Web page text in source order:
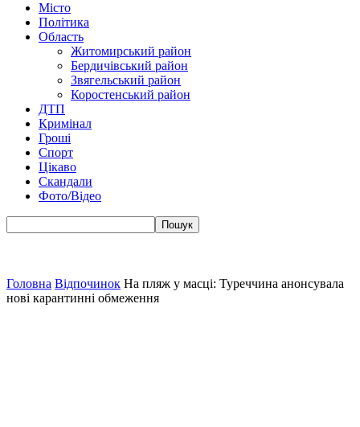
Місто
Політика
Область
Житомирський район
Бердичівський район
Звягельський район
Коростенський район
ДТП
Кримінал
Гроші
Спорт
Цікаво
Скандали
Фото/Відео
Головна Відпочинок На пляж у масці: Туреччина анонсувала
нові карантинні обмеження